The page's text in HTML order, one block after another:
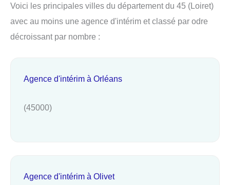
Voici les principales villes du département du 45 (Loiret)
avec au moins une agence d'intérim et classé par odre
décroissant par nombre :
Agence d'intérim à Orléans
(45000)
Agence d'intérim à Olivet